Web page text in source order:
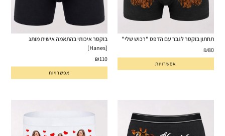
תחתון בוקסר לגבר עם הדפס "רכוש שלי"
₪80
אפשרויות
בוקסר איכותי בהתאמה אישית מותג
[Hanes]
₪110
אפשרויות